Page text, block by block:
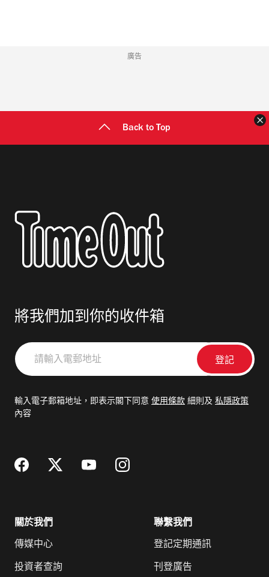
廣告
Back to Top
將我們加到你的收件箱
請
輸
郵
輸入電子郵箱地址，即表示閣下同意 使用條款 細則及 私隱政策
內容
關於我們
傳媒中心
投資者查詢
聯繫我們
登記定期通訊
刊登廣告